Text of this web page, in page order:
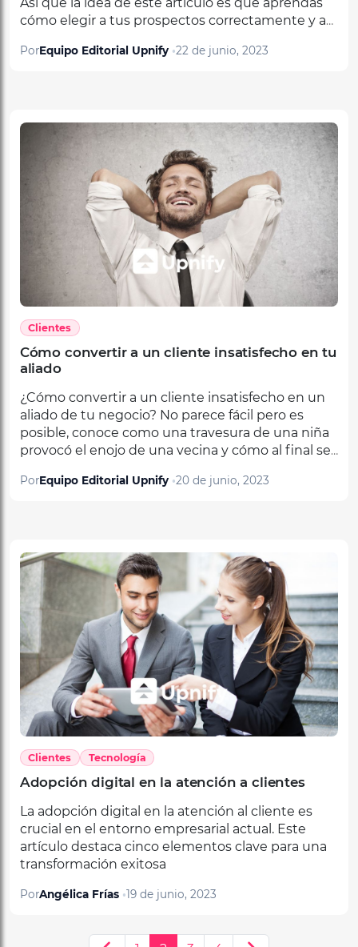
puedas ser mucho más eficiente en tus
conversaciones de ventas para convertirlos en
clientes fieles de tus servicios. Pero algo que es
muy importante es que ya tengas identificado a
PorEquipo Editorial Upnify 22 de junio, 2023
Clientes
Cómo convertir a un cliente insatisfecho en tu
aliado
¿Cómo convertir a un cliente insatisfecho en un
posible, conoce como una travesura de una niña
provocó el enojo de una vecina y cómo al final se
convirtió en una amistad perdurable.
PorEquipo Editorial Upnify 20 de junio, 2023
Clientes Tecnología
Adopción digital en la atención a clientes
La adopción digital en la atención al cliente es
artículo destaca cinco elementos clave para una
transformación exitosa
PorAngélica Frías 19 de junio, 2023